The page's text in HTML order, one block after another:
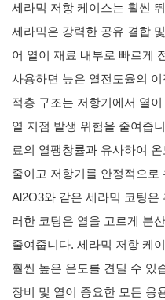
세라믹 저항 케이스는 훨씬
세라믹은 강력한 공유 결합
어 열이 재료 내부로 빠르게
사용하면 높은 열전도율의
적층 구조는 저항기에서 열
열 지점 발생 위험을 줄여줍
료의 열팽창률과 유사하여
줄이고 저항기를 안정적으로
Al2O3와 같은 세라믹 코팅은
러한 코팅은 열을 고르게 분
줄여줍니다. 세라믹 저항 케
훨씬 높은 온도를 견딜 수 있
장비 및 열이 중요한 모든 응